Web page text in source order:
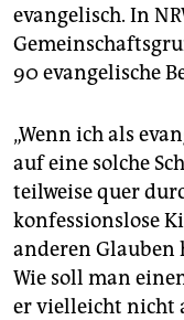
evangelisch. In
90 evangelische
„Wenn ich als
auf eine ­solche
teilweise quer
konfessionslose
anderen Glauben
Wie soll man
er vielleicht nicht